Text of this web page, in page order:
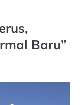
Baru”